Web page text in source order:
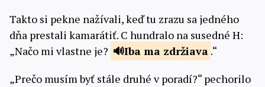
Takto si pekne nažívali, keď tu zrazu sa jedného
dňa prestali kamarátiť. C hundralo na susedné H:
„Načo mi vlastne je?
Iba ma zdržiava .“
„Prečo musím byť stále druhé v poradí?“ pechorilo